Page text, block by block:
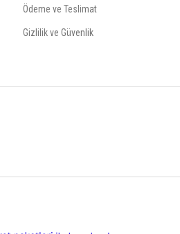
Ödeme ve Teslimat
Gizlilik ve Güvenlik